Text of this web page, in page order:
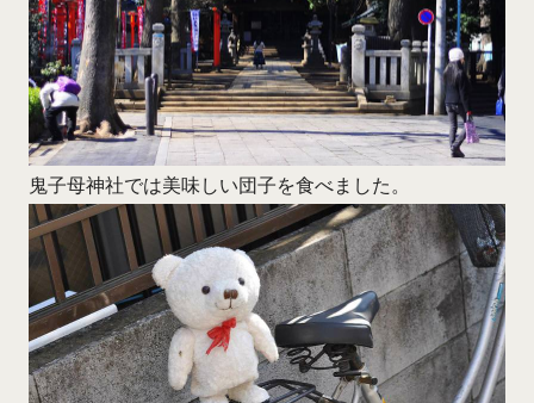
鬼子母神社では美味しい団子を食べました。